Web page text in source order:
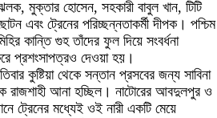
মুক্তার হোসেন, সহকারী বাবুল খান, টিটি
এবং ট্রেনের পরিচ্ছন্নতাকর্মী দীপক। পশ্চিম
কান্তি গুহ তাঁদের ফুল দিয়ে সংবর্ধনা
প্রশংসাপত্রও দেওয়া হয়।
কুষ্টিয়া থেকে সন্তান প্রসবের জন্য সাবিনা
রাজশাহী আনা হচ্ছিল। নাটোরের আবদুলপুর ও
ট্রেনের মধ্যেই ওই নারী একটি মেয়ে